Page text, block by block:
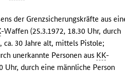
der Grenzsicherungskräfte aus
-Waffen (25.3.1972, 18.30 Uhr, durch
ca. 30 Jahre alt, mittels Pistole;
unerkannte Personen aus KK-
Uhr, durch eine männliche Person